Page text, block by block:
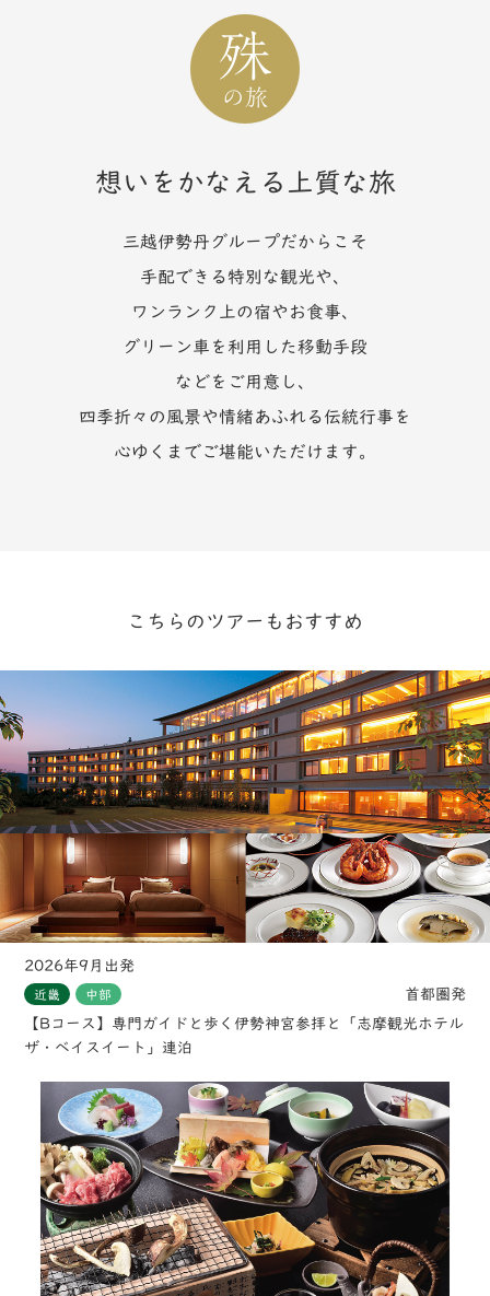
想いをかなえる上質な旅
三越伊勢丹グループだからこそ
手配できる特別な観光や、
ワンランク上の宿やお食事、
グリーン車を利用した移動手段
などをご用意し、
四季折々の風景や情緒あふれる伝統行事を
心ゆくまでご堪能いただけます。
こちらのツアーもおすすめ
2026年9月出発
近畿 中部
首都圏発
【Bコース】専門ガイドと歩く伊勢神宮参拝と「志摩観光ホテル
ザ・ベイスイート」連泊